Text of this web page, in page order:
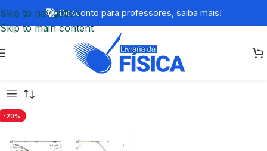
Skip to navigation
Skip to main content
Desconto para professores, saiba mais!
-20%